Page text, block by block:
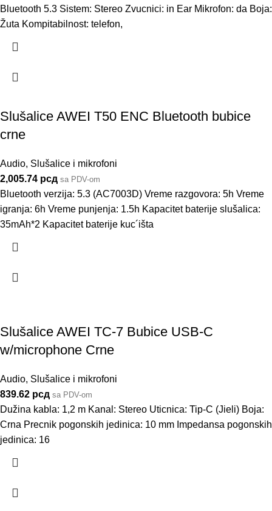
Bluetooth 5.3 Sistem: Stereo Zvucnici: in Ear Mikrofon: da Boja:
Žuta Kompitabilnost: telefon,
Slušalice AWEI T50 ENC Bluetooth bubice
crne
Audio, Slušalice i mikrofoni
2,005.74 рсд sa PDV-om
Bluetooth verzija: 5.3 (AC7003D) Vreme razgovora: 5h Vreme
igranja: 6h Vreme punjenja: 1.5h Kapacitet baterije slušalica:
35mAh*2 Kapacitet baterije kuc´išta
Slušalice AWEI TC-7 Bubice USB-C
w/microphone Crne
Audio, Slušalice i mikrofoni
839.62 рсд sa PDV-om
Dužina kabla: 1,2 m Kanal: Stereo Uticnica: Tip-C (Jieli) Boja:
Crna Precnik pogonskih jedinica: 10 mm Impedansa pogonskih
jedinica: 16